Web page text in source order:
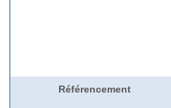
Référencement